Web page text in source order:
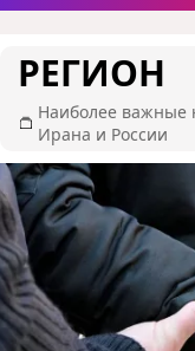
РЕГИОН
Наиболее важные
Ирана и России